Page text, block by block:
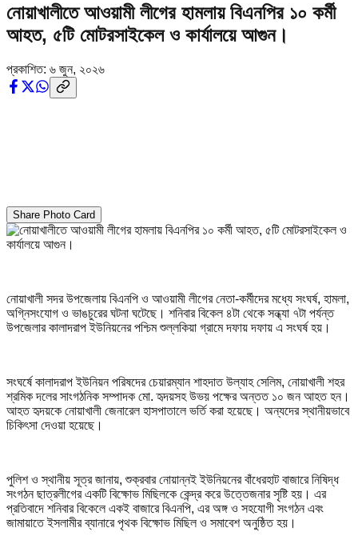
নোয়াখালীতে আওয়ামী লীগের হামলায় বিএনপির ১০ কর্মী
আহত, ৫টি মোটরসাইকেল ও কার্যালয়ে আগুন।
প্রকাশিত: ৬ জুন, ২০২৬
Share Photo Card
নোয়াখালী সদর উপজেলায় বিএনপি ও আওয়ামী লীগের নেতা-কর্মীদের মধ্যে সংঘর্ষ, হামলা,
অগ্নিসংযোগ ও ভাঙচুরের ঘটনা ঘটেছে। শনিবার বিকেল ৪টা থেকে সন্ধ্যা ৭টা পর্যন্ত
উপজেলার কালাদরাপ ইউনিয়নের পশ্চিম শুল্লকিয়া গ্রামে দফায় দফায় এ সংঘর্ষ হয়।
সংঘর্ষে কালাদরাপ ইউনিয়ন পরিষদের চেয়ারম্যান শাহদাত উল্যাহ সেলিম, নোয়াখালী শহর
শ্রমিক দলের সাংগঠনিক সম্পাদক মো. হৃদয়সহ উভয় পক্ষের অন্তত ১০ জন আহত হন।
আহত হৃদয়কে নোয়াখালী জেনারেল হাসপাতালে ভর্তি করা হয়েছে। অন্যদের স্থানীয়ভাবে
চিকিৎসা দেওয়া হয়েছে।
পুলিশ ও স্থানীয় সূত্র জানায়, শুক্রবার নোয়ান্নই ইউনিয়নের বাঁধেরহাট বাজারে নিষিদ্ধ
সংগঠন ছাত্রলীগের একটি বিক্ষোভ মিছিলকে কেন্দ্র করে উত্তেজনার সৃষ্টি হয়। এর
প্রতিবাদে শনিবার বিকেলে একই বাজারে বিএনপি, এর অঙ্গ ও সহযোগী সংগঠন এবং
জামায়াতে ইসলামীর ব্যানারে পৃথক বিক্ষোভ মিছিল ও সমাবেশ অনুষ্ঠিত হয়।